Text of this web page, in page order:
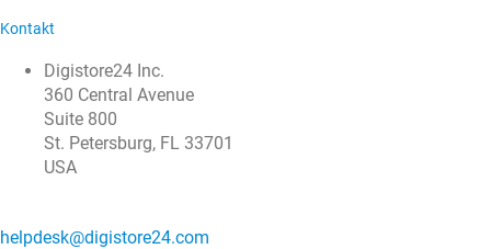
Kontakt
Digistore24 Inc.
360 Central Avenue
Suite 800
St. Petersburg, FL 33701
USA
helpdesk@digistore24.com